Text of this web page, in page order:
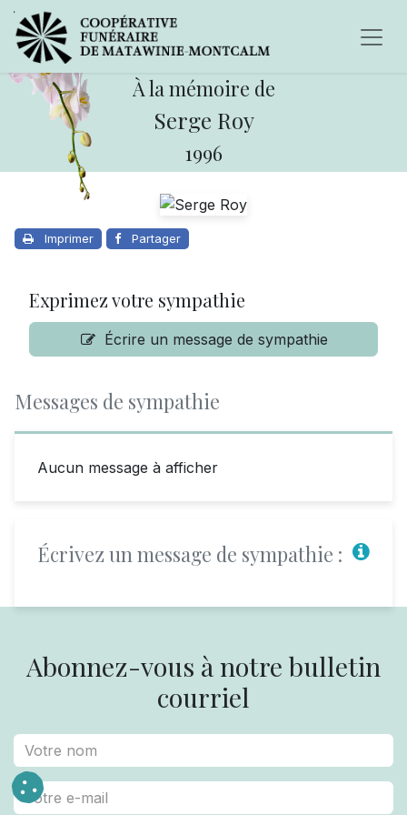
À la mémoire de
Serge Roy
1996
Imprimer Partager
Exprimez votre sympathie
Écrire un message de sympathie
Messages de sympathie
Aucun message à afficher
Écrivez un message de sympathie :
Abonnez-vous à notre bulletin
courriel